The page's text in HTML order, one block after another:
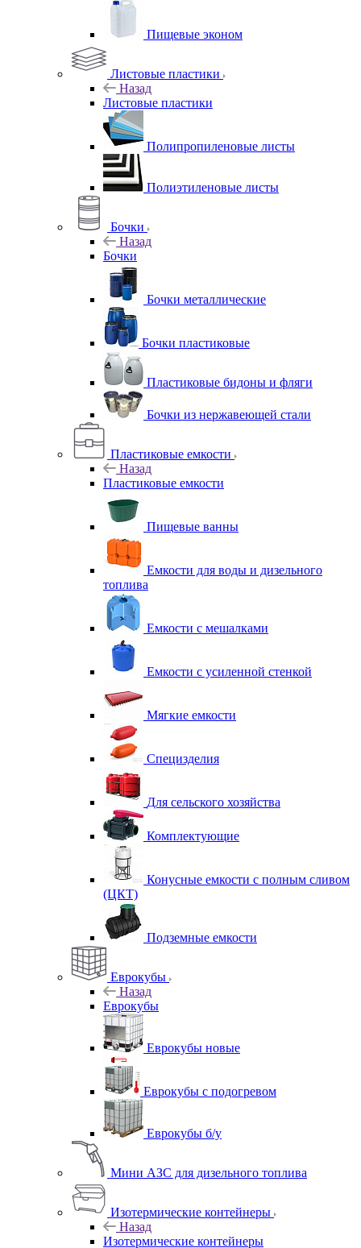
Пищевые эконом
Листовые пластики
Назад
Листовые пластики
Полипропиленовые листы
Полиэтиленовые листы
Бочки
Назад
Бочки
Бочки металлические
Бочки пластиковые
Пластиковые бидоны и фляги
Бочки из нержавеющей стали
Пластиковые емкости
Назад
Пластиковые емкости
Пищевые ванны
Емкости для воды и дизельного
топлива
Емкости с мешалками
Емкости с усиленной стенкой
Мягкие емкости
Специзделия
Для сельского хозяйства
Комплектующие
Конусные емкости с полным сливом
(ЦКТ)
Подземные емкости
Еврокубы
Назад
Еврокубы
Еврокубы новые
Еврокубы с подогревом
Еврокубы б/у
Мини АЗС для дизельного топлива
Изотермические контейнеры
Назад
Изотермические контейнеры